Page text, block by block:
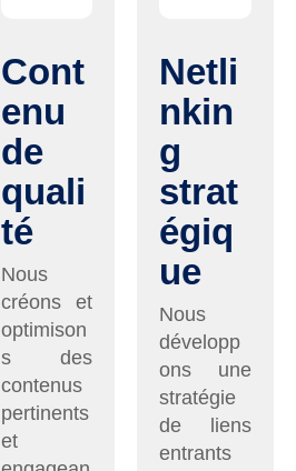
Cont
enu
de
quali
té
Nous
créons et
optimison
s des
contenus
pertinents
et
Netli
nkin
g
strat
égiq
ue
Nous
développ
ons une
stratégie
de liens
entrants